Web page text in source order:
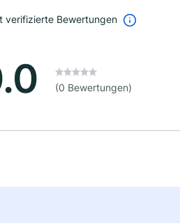
verifizierte Bewertungen
(0 Bewertungen)